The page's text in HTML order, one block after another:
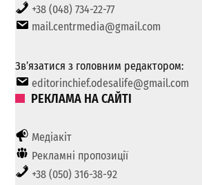
+38 (048) 734-22-77
mail.centrmedia@gmail.com
Зв’язатися з головним редактором:
editorinchief.odesalife@gmail.com
РЕКЛАМА НА САЙТІ
Медіакіт
Рекламні пропозиції
+38 (050) 316-38-92